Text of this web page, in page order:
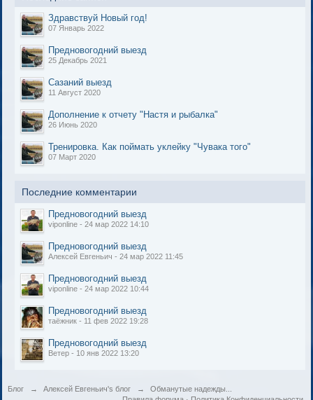
Здравствуй Новый год!
07 Январь 2022
Предновогодний выезд
25 Декабрь 2021
Сазаний выезд
11 Август 2020
Дополнение к отчету "Настя и рыбалка"
26 Июнь 2020
Тренировка. Как поймать уклейку "Чувака того"
07 Март 2020
Последние комментарии
Предновогодний выезд
viponline - 24 мар 2022 14:10
Предновогодний выезд
Алексей Евгеньич - 24 мар 2022 11:45
Предновогодний выезд
viponline - 24 мар 2022 10:44
Предновогодний выезд
таёжник - 11 фев 2022 19:28
Предновогодний выезд
Ветер - 10 янв 2022 13:20
Блог → Алексей Евгеньич's блог →
Обманутые надежды...